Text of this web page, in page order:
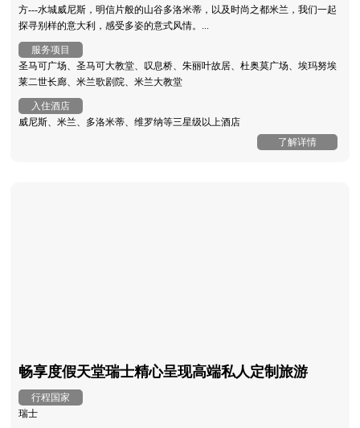
方---水城威尼斯，明信片般的山谷多洛米蒂，以及时尚之都米兰，我们一起
探寻别样的意大利，感受多姿的意式风情。...
服务项目
圣马可广场、圣马可大教堂、叹息桥、朱丽叶故居、杜奥莫广场、埃玛努埃
莱二世长廊、米兰歌剧院、米兰大教堂
入住酒店
威尼斯、米兰、多洛米蒂、维罗纳等三星级以上酒店
了解详情
畅享度假天堂瑞士精心呈现高端私人定制旅游
行程国家
瑞士